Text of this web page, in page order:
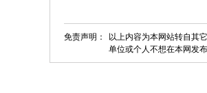
免责声明：
以上内容为本网站转自其
单位或个人不想在本网发